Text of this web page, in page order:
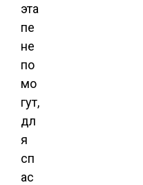
эта
пе
не
по
мо
гут,
дл
я
сп
ас